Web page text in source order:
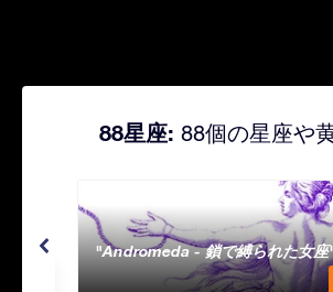
88星座: 88個の星座や
Andromeda - 鎖で縛られた女座